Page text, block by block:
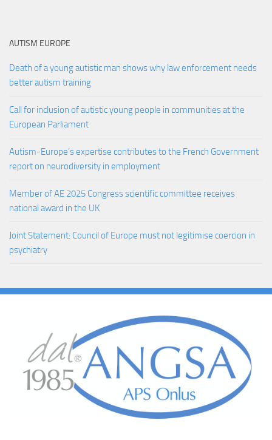
AUTISM EUROPE
Death of a young autistic man shows why law enforcement needs
better autism training
Call for inclusion of autistic young people in communities at the
European Parliament
Autism-Europe’s expertise contributes to the French Government
report on neurodiversity in employment
Member of AE 2025 Congress scientific committee receives
national award in the UK
Joint Statement: Council of Europe must not legitimise coercion in
psychiatry